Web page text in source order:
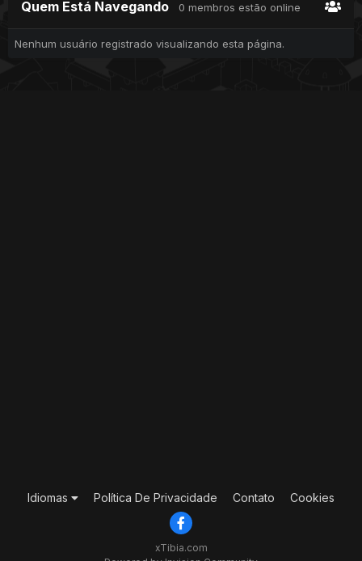
Quem Está Navegando 0 membros estão online
Nenhum usuário registrado visualizando esta página.
Idiomas Política De Privacidade Contato Cookies
xTibia.com